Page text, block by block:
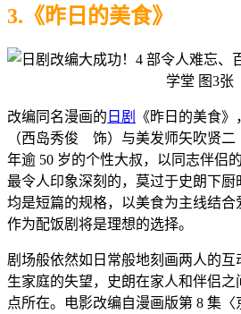
3.《昨日的美食》
改编同名漫画的 日剧
《昨日的美食
（西岛秀俊 饰）与美发师矢吹贤
年逾 50 岁的个性大叔，以同志伴侣
最令人印象深刻的，莫过于史朗下
均是短篇的规格，以美食为主线结合
作为配饭剧将是理想的选择。
剧场般依然如日常般地刻画两人的
生家庭的失望，史朗在家人和伴侣
点所在。电影改编自漫画版第 8 集